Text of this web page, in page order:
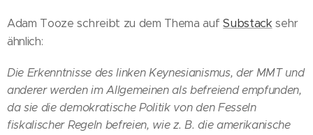
Adam Tooze schreibt zu dem Thema aufSubstack sehr
ähnlich:
Die Erkenntnisse des linken Keynesianismus, der MMT und
anderer werden im Allgemeinen als befreiend empfunden,
da sie die demokratische Politik von den Fesseln
fiskalischer Regeln befreien, wie z. B. die amerikanische